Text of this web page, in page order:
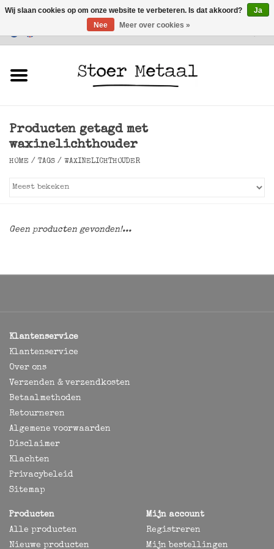
Klantenservice
Verlichting
Accessoires
Producten getagd met
waxinelichthouder
HOME / TAGS / WAXINELICHTHOUDER
Geen producten gevonden!...
Klantenservice
Klantenservice
Over ons
Verzenden & verzendkosten
Betaalmethoden
Retourneren
Algemene voorwaarden
Disclaimer
Klachten
Privacybeleid
Sitemap
Producten
Alle producten
Nieuwe producten
Mijn account
Registreren
Mijn bestellingen
Wij slaan cookies op om onze website te verbeteren. Is dat akkoord?
Ja
Nee
Meer over cookies »